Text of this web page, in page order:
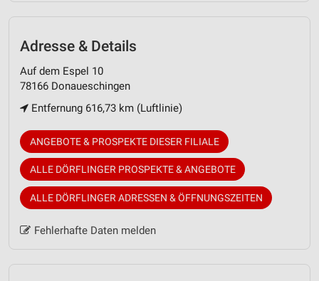
Adresse & Details
Auf dem Espel 10
78166 Donaueschingen
Entfernung 616,73 km (Luftlinie)
ANGEBOTE & PROSPEKTE DIESER FILIALE
ALLE DÖRFLINGER PROSPEKTE & ANGEBOTE
ALLE DÖRFLINGER ADRESSEN & ÖFFNUNGSZEITEN
Fehlerhafte Daten melden